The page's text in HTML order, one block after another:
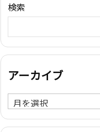
検索
アーカイブ
ア
ー
カ